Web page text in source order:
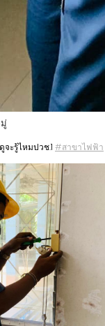
ะรู้ไหมปวช.1 #สาขาไฟฟ้า